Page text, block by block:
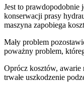
Jest to prawdopodobnie
konserwacji prasy
maszyna zapobiega
Mały problem
poważny problem,
Oprócz kosztów,
trwałe uszkodzenie